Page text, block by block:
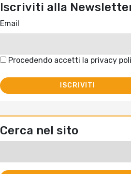
Iscriviti alla
Email
Procedendo accetti la privacy
Cerca nel sito